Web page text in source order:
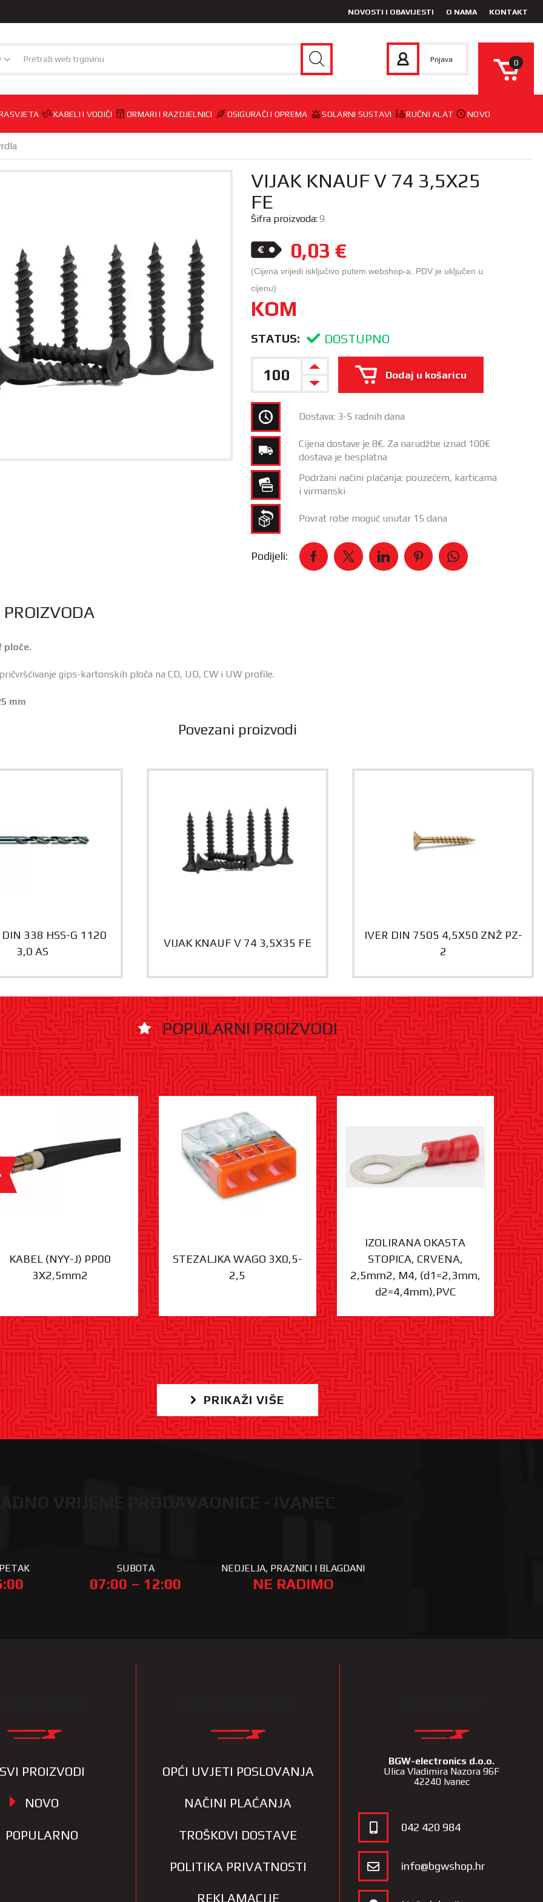
NOVOSTI I OBAVIJESTI O NAMA KONTAKT
Prijava 0
KABELI I VODIČI ORMARI I RAZDJELNICI OSIGURAČI I OPREMA SOLARNI SUSTAVI RUČNI ALAT NOVO
VIJAK KNAUF V 74 3,5X25
FE
Šifra proizvoda:9
0,03 €
(Cijena vrijedi isključivo putem webshop-a. PDV je uključen u
cijenu)
KOM
STATUS: DOSTUPNO
Dodaj u košaricu
Dostava: 3-5 radnih dana
Cijena dostave je 8€. Za narudžbe iznad 100€
dostava je besplatna
Podržani načini plaćanja: pouzećem, karticama
i virmanski
Povrat robe moguć unutar 15 dana
Podijeli:
PROIZVODA
ploče.
gips-kartonskih ploča na CD, UD, CW i UW profile.
mm
Povezani proizvodi
DIN 338 HSS-G 1120
3,0 AS
VIJAK KNAUF V 74 3,5X35 FE
IVER DIN 7505 4,5X50 ZNŽ PZ-
2
POPULARNI PROIZVODI
KABEL (NYY-J) PP00
3X2,5mm2
STEZALJKA WAGO 3X0,5-
2,5
IZOLIRANA OKASTA
STOPICA, CRVENA,
2,5mm2, M4, (d1=2,3mm,
d2=4,4mm),PVC
PRIKAŽI VIŠE
SUBOTA
07:00 – 12:00
NEDJELJA, PRAZNICI I BLAGDANI
NE RADIMO
PROIZVODI
NOVO
POPULARNO
OPĆI UVJETI POSLOVANJA
NAČINI PLAĆANJA
TROŠKOVI DOSTAVE
POLITIKA PRIVATNOSTI
REKLAMACIJE
BGW-electronics d.o.o.
Ulica Vladimira Nazora 96F
42240 Ivanec
042 420 984
info@bgwshop.hr